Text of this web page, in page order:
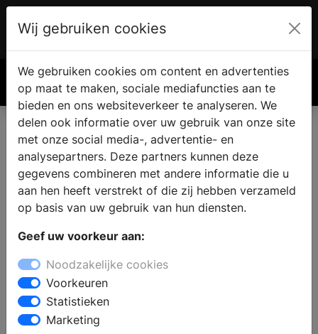
€ 0.00
Vind een nieuwe keuken in
Harderwijk
de keuken gaat verbouwen vindt u in de keukenwinkel
alle informatie en inspiratie voor een nieuwe keuken.
Welke keukenstijl past bij u en uw woning en wat zijn
de laatste keukentrends? Door middel van persoonlijk
advies van een ervaren medewerker kunt u een
complete keuken samenstellen en krijgt u deskundig
Wij gebruiken cookies
We gebruiken cookies om content en advertenties
op maat te maken, sociale mediafuncties aan te
bieden en ons websiteverkeer te analyseren. We
delen ook informatie over uw gebruik van onze site
met onze social media-, advertentie- en
analysepartners. Deze partners kunnen deze
gegevens combineren met andere informatie die u
aan hen heeft verstrekt of die zij hebben verzameld
op basis van uw gebruik van hun diensten.
Geef uw voorkeur aan:
Noodzakelijke cookies
Voorkeuren
Statistieken
Marketing